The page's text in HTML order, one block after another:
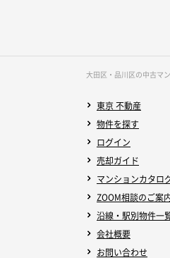
大田区・品川区の中古マ
東京 不動産
物件を探す
ログイン
売却ガイド
マンションカタロ
ZOOM相談のご案
沿線・駅別物件一
会社概要
お問い合わせ